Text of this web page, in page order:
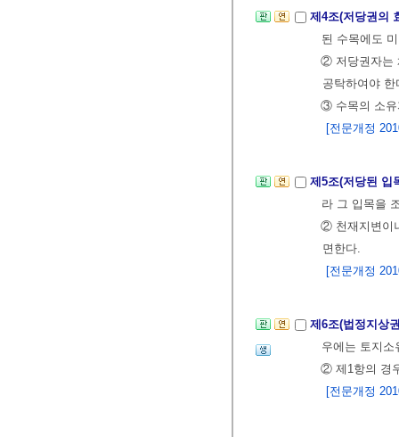
제4조(저당권의
된 수목에도
② 저당권자는
공탁하여야
③ 수목의 소유
[전문개정
제5조(저당된 입
라 그 입목을
② 천재지변이
면한다.
[전문개정
제6조(법정지상
우에는 토지
② 제1항의 경
[전문개정